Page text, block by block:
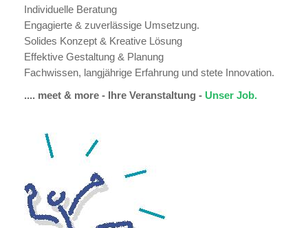
Individuelle Beratung
Engagierte & zuverlässige Umsetzung.
Solides Konzept & Kreative Lösung
Effektive Gestaltung & Planung
Fachwissen, langjährige Erfahrung und stete Innovation.
.... meet & more - Ihre Veranstaltung - Unser Job.